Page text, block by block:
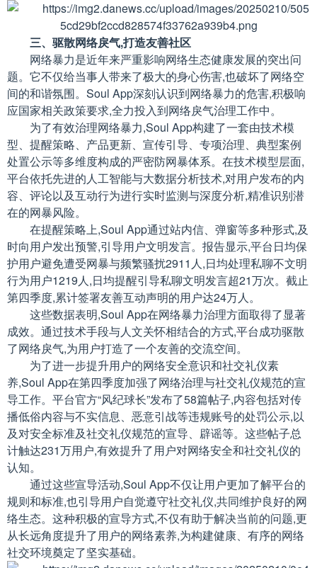
三、驱散网络戾气,打造友善社区
网络暴力是近年来严重影响网络生态健康发展的突出问
题。它不仅给当事人带来了极大的身心伤害,也破坏了网络空
间的和谐氛围。Soul App深刻认识到网络暴力的危害,积极响
应国家相关政策要求,全力投入到网络戾气治理工作中。
为了有效治理网络暴力,Soul App构建了一套由技术模
型、提醒策略、产品更新、宣传引导、专项治理、典型案例
处置公示等多维度构成的严密防网暴体系。在技术模型层面,
平台依托先进的人工智能与大数据分析技术,对用户发布的内
容、评论以及互动行为进行实时监测与深度分析,精准识别潜
在的网暴风险。
在提醒策略上,Soul App通过站内信、弹窗等多种形式,及
时向用户发出预警,引导用户文明发言。报告显示,平台日均保
护用户避免遭受网暴与频繁骚扰2911人,日均处理私聊不文明
行为用户1219人,日均提醒引导私聊文明发言超21万次。截止
第四季度,累计签署友善互动声明的用户达24万人。
这些数据表明,Soul App在网络暴力治理方面取得了显著
成效。通过技术手段与人文关怀相结合的方式,平台成功驱散
了网络戾气,为用户打造了一个友善的交流空间。
为了进一步提升用户的网络安全意识和社交礼仪素
养,Soul App在第四季度加强了网络治理与社交礼仪规范的宣
导工作。平台官方“风纪球长”发布了58篇帖子,内容包括对传
播低俗内容与不实信息、恶意引战等违规账号的处罚公示,以
及对安全标准及社交礼仪规范的宣导、辟谣等。这些帖子总
计触达231万用户,有效提升了用户对网络安全和社交礼仪的
认知。
通过这些宣导活动,Soul App不仅让用户更加了解平台的
规则和标准,也引导用户自觉遵守社交礼仪,共同维护良好的网
络生态。这种积极的宣导方式,不仅有助于解决当前的问题,更
从长远角度提升了用户的网络素养,为构建健康、有序的网络
社交环境奠定了坚实基础。